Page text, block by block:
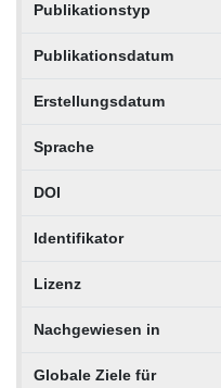
Publikationstyp
Publikationsdatum
Erstellungsdatum
Sprache
DOI
Identifikator
Lizenz
Nachgewiesen in
Globale Ziele für